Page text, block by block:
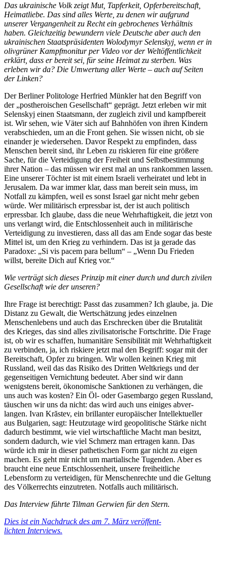
Das ukrai­nische Volk zeigt Mut, Tapferkeit, Opfer­be­reit­schaft,
Heimat­liebe. Das sind alles Werte, zu denen wir aufgrund
unserer Vergan­genheit zu Recht ein gebro­chenes Verhältnis
haben. Gleich­zeitig bewundern viele Deutsche aber auch den
ukrai­ni­schen Staats­prä­si­denten Wolodymyr Selenskyj, wenn er in
olivgrüner Kampf­mo­nitur per Video vor der Weltöf­fent­lichkeit
erklärt, dass er bereit sei, für seine Heimat zu sterben. Was
erleben wir da? Die Umwertung aller Werte – auch auf Seiten
der Linken?
Der Berliner Politologe Herfried Münkler hat den Begriff von
der „posthe­roi­schen Gesell­schaft“ geprägt. Jetzt erleben wir mit
Selenskyj einen Staatsmann, der zugleich zivil und kampf­bereit
ist. Wir sehen, wie Väter sich auf Bahnhöfen von ihren Kindern
verab­schieden, um an die Front gehen. Sie wissen nicht, ob sie
einander je wieder­sehen. Davor Respekt zu empfinden, dass
Menschen bereit sind, ihr Leben zu riskieren für eine größere
Sache, für die Vertei­digung der Freiheit und Selbst­be­stimmung
ihrer Nation – das müssen wir erst mal an uns rankommen lassen.
Eine unserer Töchter ist mit einem Israeli verhei­ratet und lebt in
Jerusalem. Da war immer klar, dass man bereit sein muss, im
Notfall zu kämpfen, weil es sonst Israel gar nicht mehr geben
würde. Wer militä­risch erpressbar ist, der ist auch politisch
erpressbar. Ich glaube, dass die neue Wehrhaf­tigkeit, die jetzt von
uns verlangt wird, die Entschlos­senheit auch in militä­rische
Vertei­digung zu inves­tieren, dass all das am Ende sogar das beste
Mittel ist, um den Krieg zu verhindern. Das ist ja gerade das
Paradoxe: „Si vis pacem para bellum“ – „Wenn Du Frieden
willst, bereite Dich auf Krieg vor.“
Wie verträgt sich dieses Prinzip mit einer durch und durch zivilen
Gesell­schaft wie der unseren?
Ihre Frage ist berechtigt: Passt das zusammen? Ich glaube, ja. Die
Distanz zu Gewalt, die Wertschätzung jedes einzelnen
Menschen­lebens und auch das Erschrecken über die Bruta­lität
des Krieges, das sind alles zivili­sa­to­rische Fortschritte. Die Frage
ist, ob wir es schaffen, humanitäre Sensi­bi­lität mit Wehrhaf­tigkeit
zu verbinden, ja, ich riskiere jetzt mal den Begriff: sogar mit der
Bereit­schaft, Opfer zu bringen. Wir wollen keinen Krieg mit
Russland, weil das das Risiko des Dritten Weltkriegs und der
gegen­sei­tigen Vernichtung bedeutet. Aber sind wir dann
wenigstens bereit, ökono­mische Sanktionen zu verhängen, die
uns auch was kosten? Ein Öl- oder Gasem­bargo gegen Russland,
täuschen wir uns da nicht: das wird auch uns einiges abver­
langen. Ivan Krăstev, ein brillanter europäi­scher Intel­lek­tu­eller
aus Bulgarien, sagt: Heutzutage wird geopo­li­tische Stärke nicht
dadurch bestimmt, wie viel wirtschaft­liche Macht man besitzt,
sondern dadurch, wie viel Schmerz man ertragen kann. Das
würde ich mir in dieser pathe­ti­schen Form gar nicht zu eigen
machen. Es geht mir nicht um martia­lische Tugenden. Aber es
braucht eine neue Entschlos­senheit, unsere freiheit­liche
Lebensform zu vertei­digen, für Menschen­rechte und die Geltung
des Völker­rechts einzu­treten. Notfalls auch militärisch.
Das Interview führte Tilman Gerwien für den Stern.
Dies ist ein Nachdruck des am 7. März veröf­fent­
lichten Interviews.